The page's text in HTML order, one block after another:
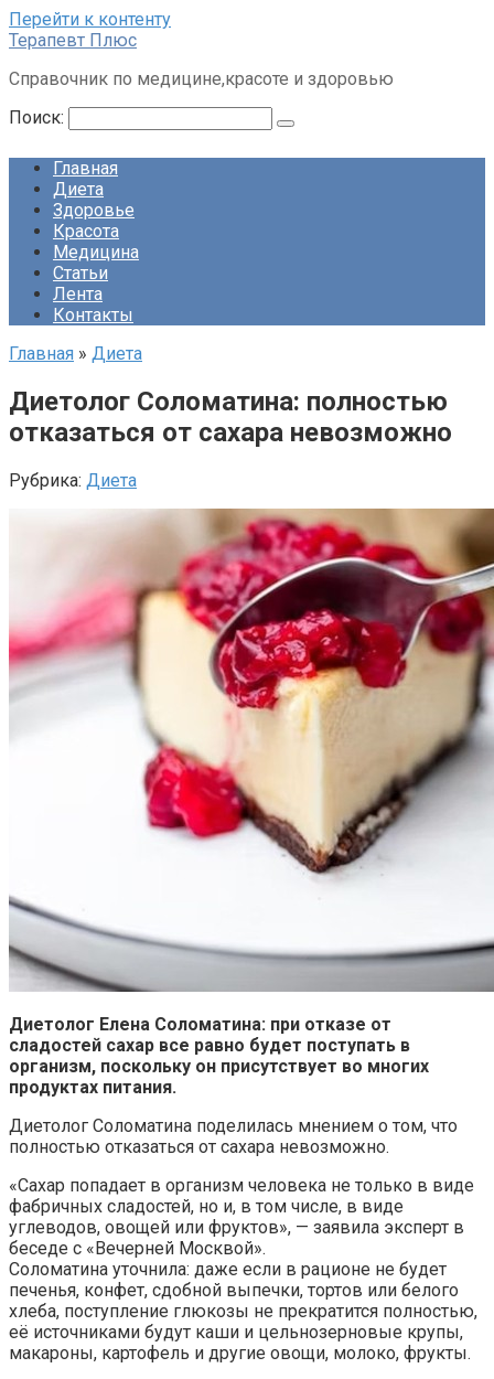
Перейти к контенту
Терапевт Плюс
Справочник по медицине,красоте и здоровью
Поиск:
Главная
Диета
Здоровье
Красота
Медицина
Статьи
Лента
Контакты
Главная » Диета
Диетолог Соломатина: полностью
отказаться от сахара невозможно
Рубрика: Диета
Диетолог Елена Соломатина: при отказе от
сладостей сахар все равно будет поступать в
организм, поскольку он присутствует во многих
продуктах питания.
Диетолог Соломатина поделилась мнением о том, что
полностью отказаться от сахара невозможно.
«Сахар попадает в организм человека не только в виде
фабричных сладостей, но и, в том числе, в виде
углеводов, овощей или фруктов», — заявила эксперт в
беседе с «Вечерней Москвой».
Соломатина уточнила: даже если в рационе не будет
печенья, конфет, сдобной выпечки, тортов или белого
хлеба, поступление глюкозы не прекратится полностью,
её источниками будут каши и цельнозерновые крупы,
макароны, картофель и другие овощи, молоко, фрукты.